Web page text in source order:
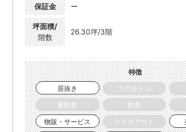
保証金 ー
坪面積/
階数
26.30坪/3階
特徴
居抜き
スケルトン
重飲食
飲食
物販・サービス
テイクアウト